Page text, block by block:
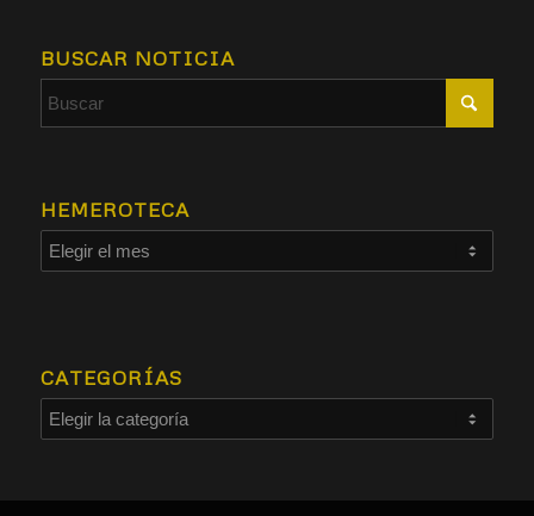
BUSCAR NOTICIA
HEMEROTECA
CATEGORÍAS